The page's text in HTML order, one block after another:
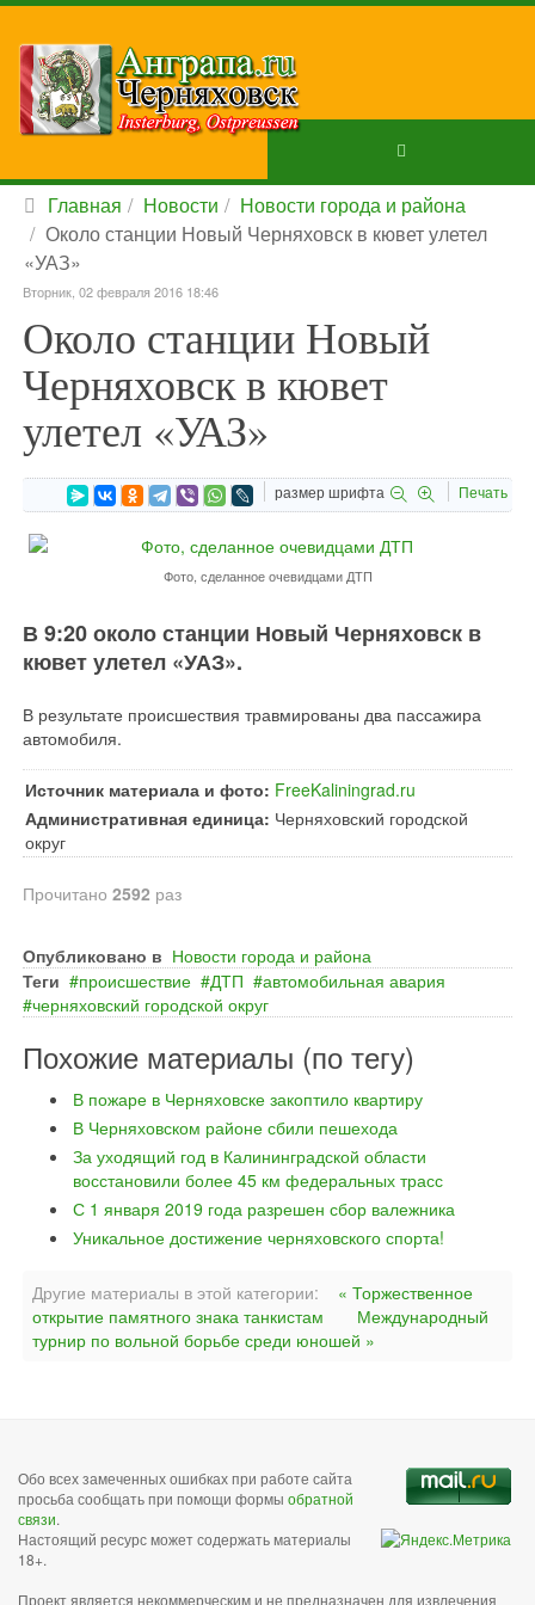
Главная Новости
Новости города и района
Около станции Новый Черняховск в кювет улетел
«УАЗ»
Вторник, 02 февраля 2016 18:46
Около станции Новый
Черняховск в кювет
улетел «УАЗ»
размер шрифта Печать
Фото, сделанное очевидцами ДТП
В 9:20 около станции Новый Черняховск в
кювет улетел «УАЗ».
В результате происшествия травмированы два пассажира
автомобиля.
Источник материала и фото: FreeKaliningrad.ru
Административная единица: Черняховский городской
округ
Прочитано 2592 раз
Опубликовано в Новости города и района
Теги
происшествие ДТП
автомобильная авария
черняховский городской округ
Похожие материалы (по тегу)
В пожаре в Черняховске закоптило квартиру
В Черняховском районе сбили пешехода
За уходящий год в Калининградской области
восстановили более 45 км федеральных трасс
С 1 января 2019 года разрешен сбор валежника
Уникальное достижение черняховского спорта!
Другие материалы в этой категории:
« Торжественное
открытие памятного знака танкистам
Международный
турнир по вольной борьбе среди юношей »
Обо всех замеченных ошибках при работе сайта
просьба сообщать при помощи формы обратной
связи.
Настоящий ресурс может содержать материалы
18+.
Проект является некоммерческим и не предназначен для извлечения